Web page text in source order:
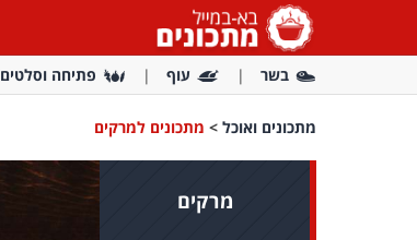
בשר עוף פתיחה וסלטים
מתכונים ואוכל > מתכונים למרקים
מרקים